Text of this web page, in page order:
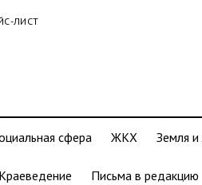
ЛИСТ
сфера ЖКХ Земля
Краеведение Письма в редакцию